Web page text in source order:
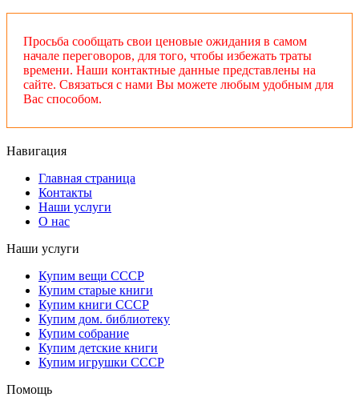
Просьба сообщать свои ценовые ожидания в самом
начале переговоров, для того, чтобы избежать траты
времени. Наши контактные данные представлены на
сайте. Связаться с нами Вы можете любым удобным для
Вас способом.
Навигация
Главная страница
Контакты
Наши услуги
О нас
Наши услуги
Купим вещи СССР
Купим старые книги
Купим книги СССР
Купим дом. библиотеку
Купим собрание
Купим детские книги
Купим игрушки СССР
Помощь